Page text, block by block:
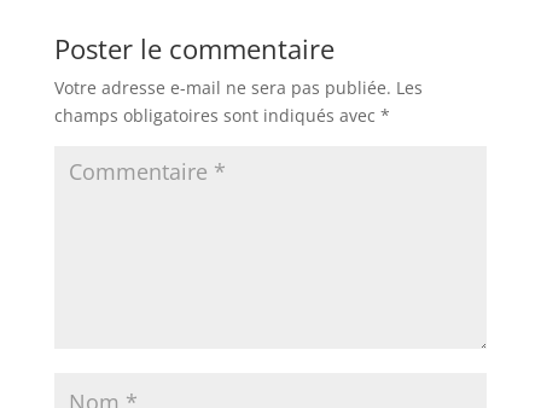
Poster le commentaire
Votre adresse e-mail ne sera pas publiée. Les
champs obligatoires sont indiqués avec *